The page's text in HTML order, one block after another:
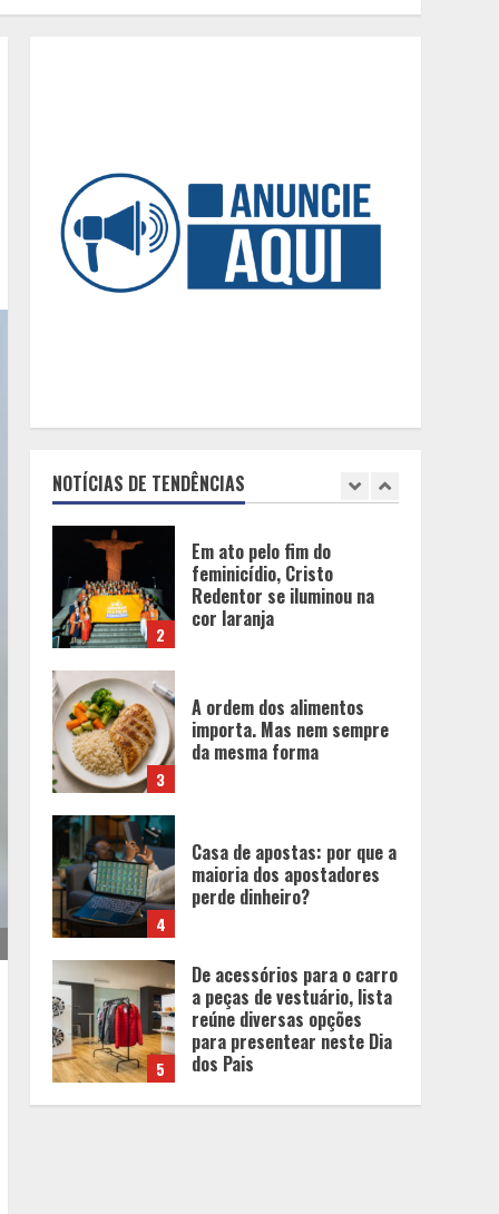
NOTÍCIAS DE TENDÊNCIAS
4
De acessórios para o carro
a peças de vestuário, lista
reúne diversas opções
1
2
Em ato pelo fim do
feminicídio, Cristo
Redentor se iluminou na
cor laranja
3
A ordem dos alimentos
importa. Mas nem sempre
da mesma forma
4
Casa de apostas: por que a
maioria dos apostadores
perde dinheiro?
5
De acessórios para o carro
a peças de vestuário, lista
reúne diversas opções
para presentear neste Dia
dos Pais